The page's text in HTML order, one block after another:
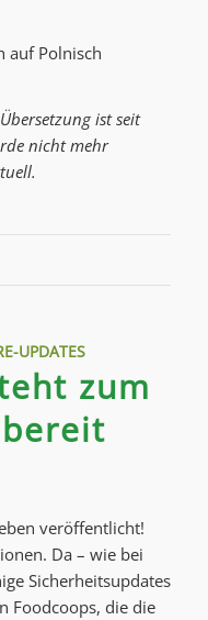
auf Polnisch
ist seit
nicht mehr
UPDATES
zum
veröffentlicht!
Da – wie bei
Sicherheitsupdates
Foodcoops, die die